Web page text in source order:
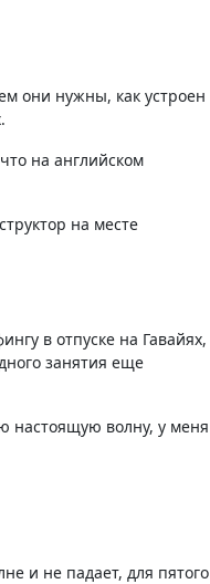
они нужны, как устроен
на месте
в отпуске на Гавайях,
занятия еще
настоящую волну, у меня
и не падает, для пятого